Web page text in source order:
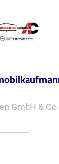
GmbH & Co